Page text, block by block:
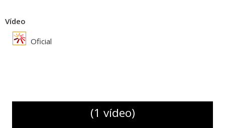
Vídeo
Oficial
(1 vídeo)